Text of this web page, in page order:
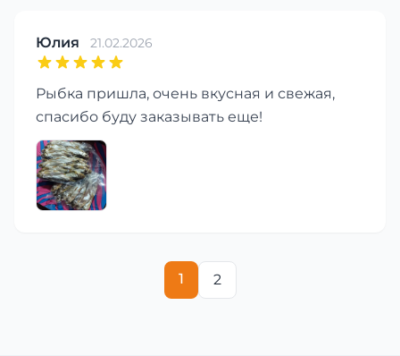
Юлия 21.02.2026
Рыбка пришла, очень вкусная и свежая,
спасибо буду заказывать еще!
1 2